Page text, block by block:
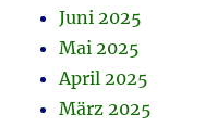
Juni 2025
Mai 2025
April 2025
März 2025